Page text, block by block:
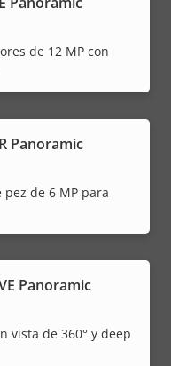
de 12 MP con
Panoramic
pez de 6 MP para
Panoramic
vista de 360° y deep